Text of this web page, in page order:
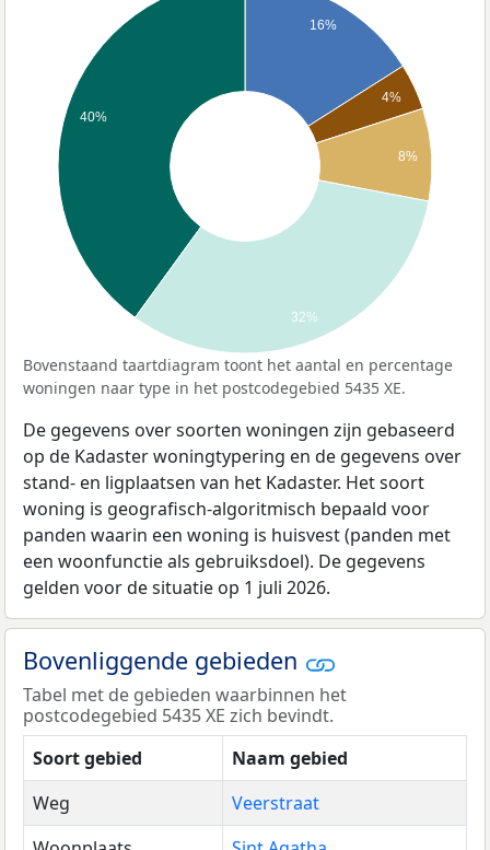
16%
4%
8%
40%
32%
Bovenstaand taartdiagram toont het aantal en percentage
woningen naar type in het postcodegebied 5435 XE.
De gegevens over soorten woningen zijn gebaseerd
op de Kadaster woningtypering en de gegevens over
stand- en ligplaatsen van het Kadaster. Het soort
woning is geografisch-algoritmisch bepaald voor
panden waarin een woning is huisvest (panden met
een woonfunctie als gebruiksdoel). De gegevens
gelden voor de situatie op 1 juli 2026.
Bovenliggende gebieden
Tabel met de gebieden waarbinnen het
postcodegebied 5435 XE zich bevindt.
Soort gebied
Naam gebied
Weg
Veerstraat